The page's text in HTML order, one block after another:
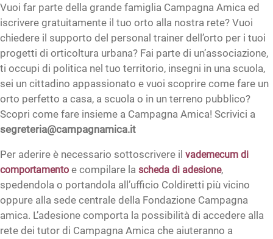
Vuoi far parte della grande famiglia Campagna Amica ed
iscrivere gratuitamente il tuo orto alla nostra rete? Vuoi
chiedere il supporto del personal trainer dell’orto per i tuoi
progetti di orticoltura urbana? Fai parte di un’associazione,
ti occupi di politica nel tuo territorio, insegni in una scuola,
sei un cittadino appassionato e vuoi scoprire come fare un
orto perfetto a casa, a scuola o in un terreno pubblico?
Scopri come fare insieme a Campagna Amica! Scrivici a
segreteria@campagnamica.it
Per aderire è necessario sottoscrivere il vademecum di
comportamento e compilare la scheda di adesione,
spedendola o portandola all’ufficio Coldiretti più vicino
oppure alla sede centrale della Fondazione Campagna
amica. L’adesione comporta la possibilità di accedere alla
rete dei tutor di Campagna Amica che aiuteranno a